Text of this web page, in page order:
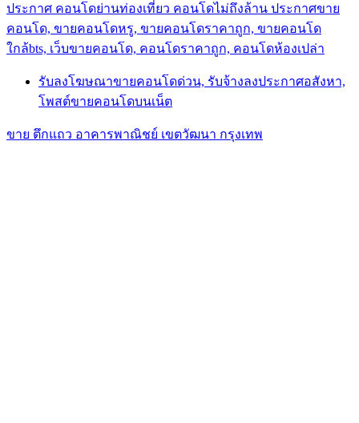
ประกาศ คอนโดย่านท่องเที่ยว คอนโดไม่ถึงล้าน ประกาศขาย
คอนโด, ขายคอนโดหรู, ขายคอนโดราคาถูก, ขายคอนโด
ใกล้bts, เว็บขายคอนโด, คอนโดราคาถูก, คอนโดห้องเปล่า
รับลงโฆษณาขายคอนโดด่วน, รับจ้างลงประกาศอสังหา,
โพสต์ขายคอนโดบนเน็ต
ขาย ตึกแถว อาคารพาณิชย์ เขตวัฒนา กรุงเทพ